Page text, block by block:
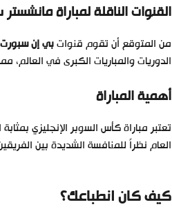
القنوات الناقلة لمباراةمانشستر
من المتوقع أن تقوم قنواتبي إن سبورت
الدوريات والمباريات الكبرى في
أهمية المباراة
تعتبر مباراة كأس السوبر الإنجليزي
العام نظراً للمنافسة الشديدة بين
كيف كان انطباعك؟